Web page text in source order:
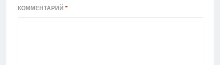
КОММЕНТАРИЙ *